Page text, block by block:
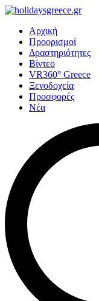
Αρχική
Προορισμοί
Δραστηριότητες
Βίντεο
VR360° Greece
Ξενοδοχεία
Προσφορές
Νέα